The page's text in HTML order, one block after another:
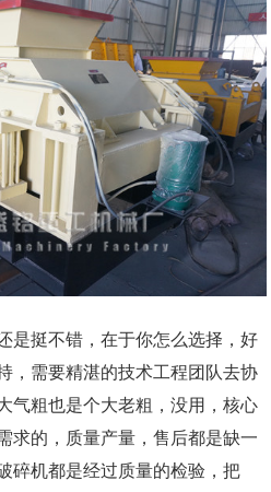
是挺不错，在于你怎么选择，好
，需要精湛的技术工程团队去协
气粗也是个大老粗，没用，核心
求的，质量产量，售后都是缺一
碎机都是经过质量的检验，把